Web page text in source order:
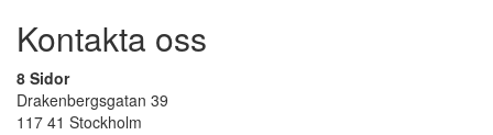
Kontakta oss
8 Sidor
Drakenbergsgatan 39
117 41 Stockholm